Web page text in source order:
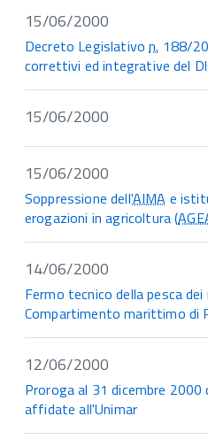
15/06/2000
Decreto Legislativon. 188/
correttivi ed integrative del
15/06/2000
15/06/2000
Soppressione dell'AIMA e
erogazioni in agricoltura (
14/06/2000
Fermo tecnico della pesca
Compartimento marittimo di
12/06/2000
Proroga al 31 dicembre 2000
affidate all'Unimar